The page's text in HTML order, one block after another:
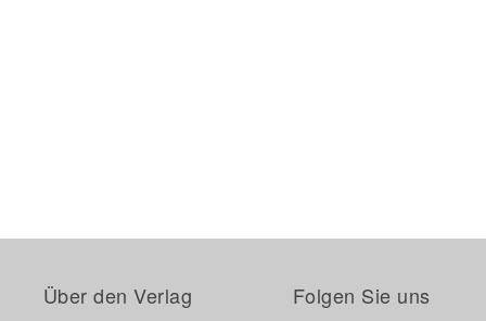
Über den Verlag Folgen Sie uns